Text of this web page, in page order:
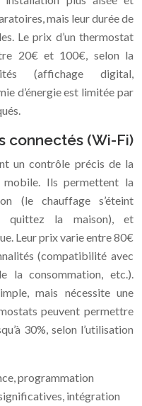
mais leur durée de
Le prix d’un thermostat
20€ et 100€, selon la
(affichage digital,
d’énergie est limitée par
connectés (Wi-Fi)
un contrôle précis de la
Ils permettent la
(le chauffage s’éteint
quittez la maison), et
Leur prix varie entre 80€
(compatibilité avec
la consommation, etc.).
mais nécessite une
peuvent permettre
30%, selon l’utilisation
programmation
intégration